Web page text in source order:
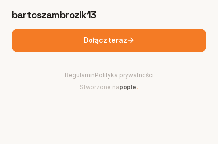
bartoszambrozik13
Dołącz teraz
RegulaminPolityka prywatności
Stworzone napople.